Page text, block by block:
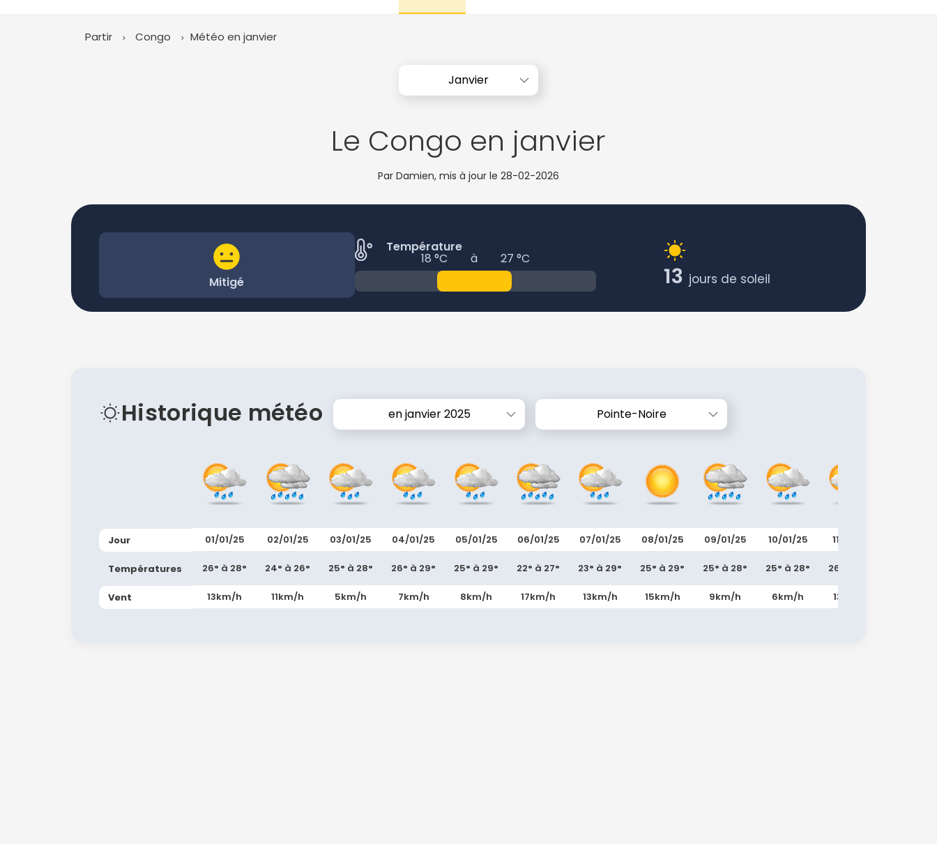
Partir Congo Météo en janvier
Janvier
Le Congo en janvier
Par Damien, mis à jour le 28-02-2026
Mitigé
Température
18 °C à 27 °C
13 jours de soleil
Historique météo en janvier 2025 Pointe-Noire
Jour
Températures
Vent
01/01/25
26° à 28°
13km/h
02/01/25
24° à 26°
11km/h
03/01/25
25° à 28°
5km/h
04/01/25
26° à 29°
7km/h
05/01/25
25° à 29°
8km/h
06/01/25
22° à 27°
17km/h
07/01/25
23° à 29°
13km/h
08/01/25
25° à 29°
15km/h
09/01/25
25° à 28°
9km/h
10/01/25
25° à 28°
6km/h
11/01/25
26° à 28°
13km/h